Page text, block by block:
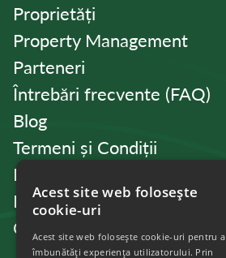
Proprietăți
Property Management
Parteneri
Întrebări frecvente (FAQ)
Blog
Termeni și Condiții
Politica de Confidențialitate
Politica de cookies
Contact
Acest site web folosește
cookie-uri
Acest site web folosește cookie-uri pentru a
îmbunătăți experiența utilizatorului. Prin